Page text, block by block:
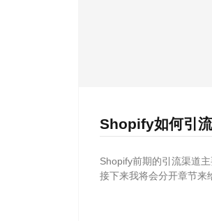
Shopify如何引
Shopify前期的引流渠道
接下来我将会分开章节来